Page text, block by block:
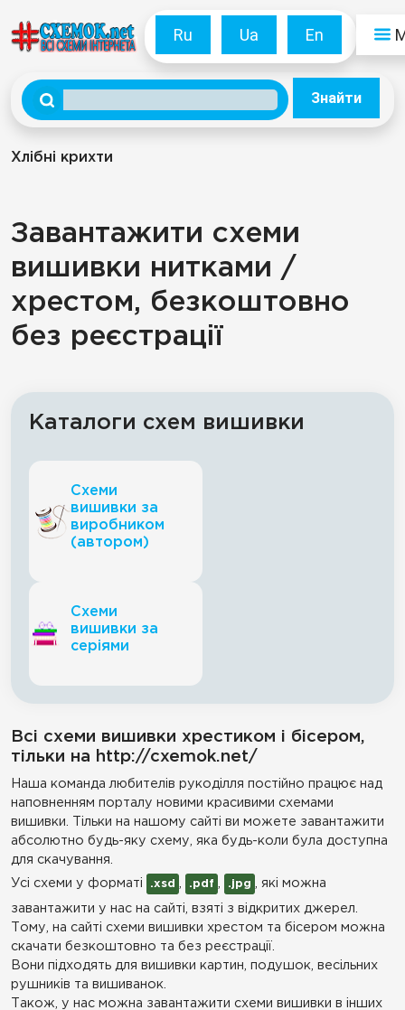
Ru Ua En
Знайти
Хлібні крихти
Завантажити схеми
вишивки нитками /
хрестом, безкоштовно
без реєстрації
Каталоги схем вишивки
Схеми
вишивки за
виробником
(автором)
Схеми
вишивки за
серіями
Всі схеми вишивки хрестиком і бісером,
тільки на http://cxemok.net/
Наша команда любителів рукоділля постійно працює над
наповненням порталу новими красивими схемами
вишивки. Тільки на нашому сайті ви можете завантажити
абсолютно будь-яку схему, яка будь-коли була доступна
для скачування.
Усі схеми у форматі
.xsd .pdf .jpg , які можна
завантажити у нас на сайті, взяті з відкритих джерел.
Тому, на сайті схеми вишивки хрестом та бісером можна
скачати безкоштовно та без реєстрації.
Вони підходять для вишивки картин, подушок, весільних
рушників та вишиванок.
Також, у нас можна завантажити схеми вишивки в інших